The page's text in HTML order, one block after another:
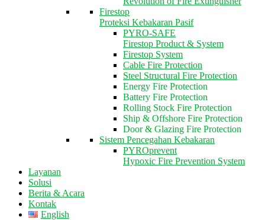
Firestop
Proteksi Kebakaran Pasif
PYRO-SAFE
Firestop Product & System
Firestop System
Cable Fire Protection
Steel Structural Fire Protection
Energy Fire Protection
Battery Fire Protection
Rolling Stock Fire Protection
Ship & Offshore Fire Protection
Door & Glazing Fire Protection
Sistem Pencegahan Kebakaran
PYROprevent
Hypoxic Fire Prevention System
Layanan
Solusi
Berita & Acara
Kontak
English